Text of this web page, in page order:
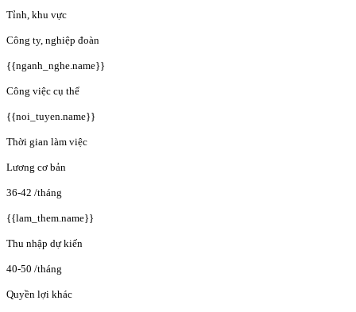
Tỉnh, khu vực
Công ty, nghiệp đoàn
{{nganh_nghe.name}}
Công việc cụ thể
{{noi_tuyen.name}}
Thời gian làm việc
Lương cơ bản
36-42 /tháng
{{lam_them.name}}
Thu nhập dự kiến
40-50 /tháng
Quyền lợi khác